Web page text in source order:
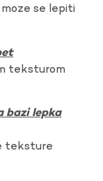
se lepiti
teksturom
bazi lepka
teksture